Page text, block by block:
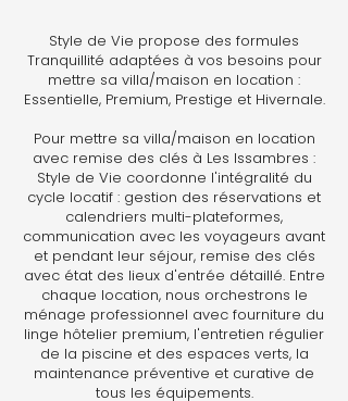
Style de Vie propose des formules
Tranquillité adaptées à vos besoins pour
mettre sa villa/maison en location :
Essentielle, Premium, Prestige et Hivernale.
Pour mettre sa villa/maison en location
avec remise des clés à Les Issambres :
Style de Vie coordonne l'intégralité du
cycle locatif : gestion des réservations et
calendriers multi-plateformes,
communication avec les voyageurs avant
et pendant leur séjour, remise des clés
avec état des lieux d'entrée détaillé. Entre
chaque location, nous orchestrons le
ménage professionnel avec fourniture du
linge hôtelier premium, l'entretien régulier
de la piscine et des espaces verts, la
maintenance préventive et curative de
tous les équipements.